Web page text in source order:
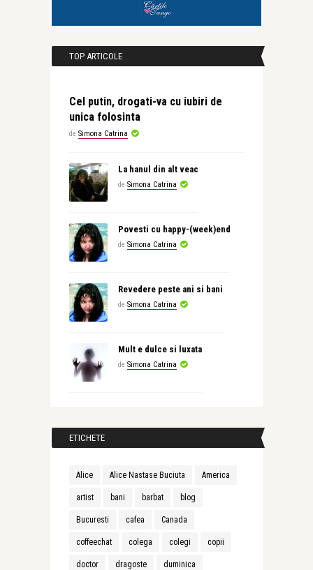
TOP ARTICOLE
Cel putin, drogati-va cu iubiri de
unica folosinta
de Simona Catrina
La hanul din alt veac
de Simona Catrina
Povesti cu happy-(week)end
de Simona Catrina
Revedere peste ani si bani
de Simona Catrina
Mult e dulce si luxata
de Simona Catrina
ETICHETE
Alice Alice Nastase Buciuta America
artist bani barbat blog
Bucuresti cafea Canada
coffeechat colega colegi copii
doctor dragoste duminica